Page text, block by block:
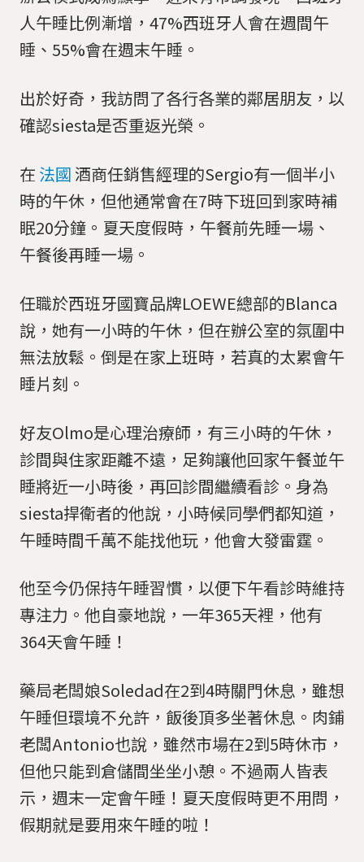
人午睡比例漸增，47%西班牙人會在週間午
睡、55%會在週末午睡。
出於好奇，我訪問了各行各業的鄰居朋友，以
確認siesta是否重返光榮。
在 法國 酒商任銷售經理的Sergio有一個半小
時的午休，但他通常會在7時下班回到家時補
眠20分鐘。夏天度假時，午餐前先睡一場、
午餐後再睡一場。
任職於西班牙國寶品牌LOEWE總部的Blanca
說，她有一小時的午休，但在辦公室的氛圍中
無法放鬆。倒是在家上班時，若真的太累會午
睡片刻。
好友Olmo是心理治療師，有三小時的午休，
診間與住家距離不遠，足夠讓他回家午餐並午
睡將近一小時後，再回診間繼續看診。身為
siesta捍衛者的他說，小時候同學們都知道，
午睡時間千萬不能找他玩，他會大發雷霆。
他至今仍保持午睡習慣，以便下午看診時維持
專注力。他自豪地說，一年365天裡，他有
364天會午睡！
藥局老闆娘Soledad在2到4時關門休息，雖想
午睡但環境不允許，飯後頂多坐著休息。肉鋪
老闆Antonio也說，雖然市場在2到5時休市，
但他只能到倉儲間坐坐小憩。不過兩人皆表
示，週末一定會午睡！夏天度假時更不用問，
假期就是要用來午睡的啦！